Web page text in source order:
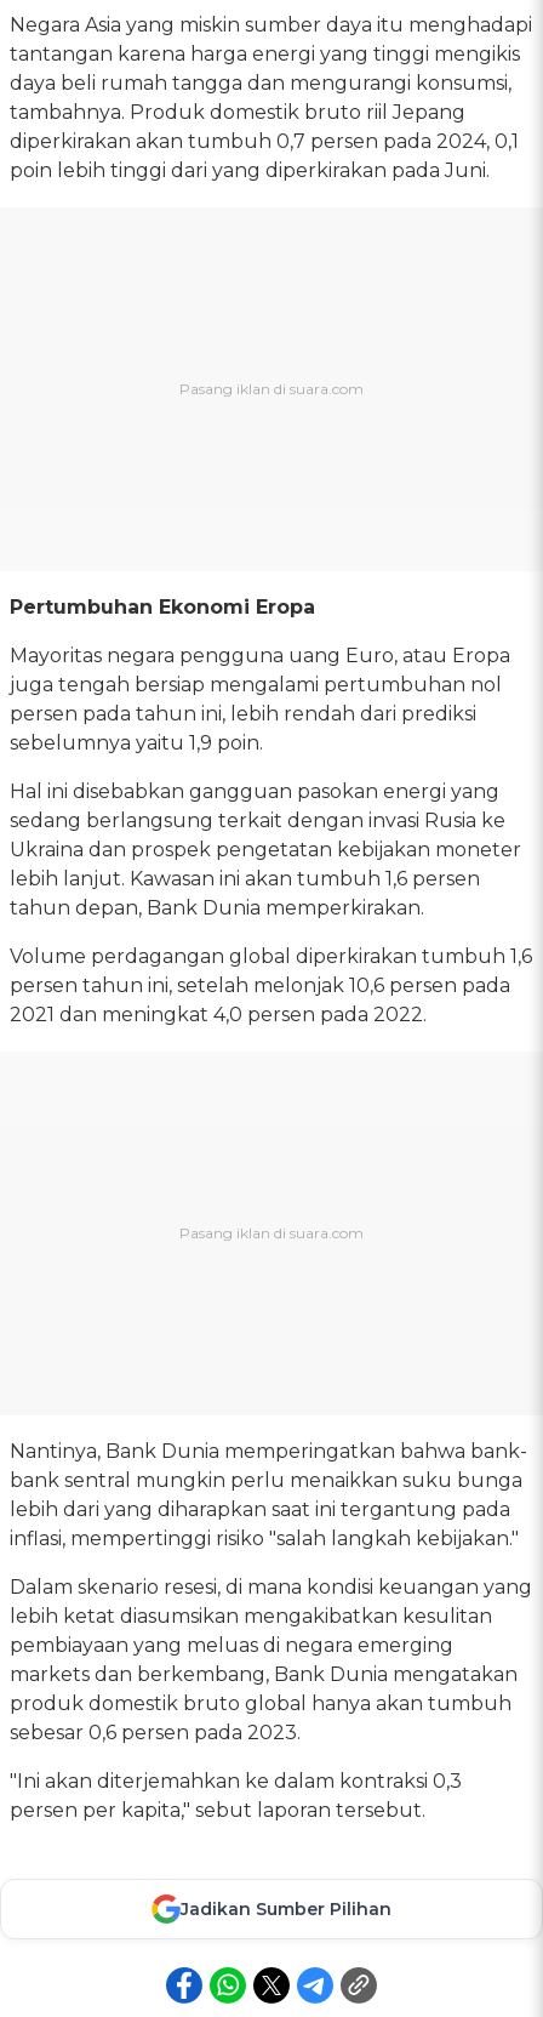
Negara Asia yang miskin sumber daya itu menghadapi
tantangan karena harga energi yang tinggi mengikis
daya beli rumah tangga dan mengurangi konsumsi,
tambahnya. Produk domestik bruto riil Jepang
diperkirakan akan tumbuh 0,7 persen pada 2024, 0,1
poin lebih tinggi dari yang diperkirakan pada Juni.
Pertumbuhan Ekonomi Eropa
Mayoritas negara pengguna uang Euro, atau Eropa
juga tengah bersiap mengalami pertumbuhan nol
persen pada tahun ini, lebih rendah dari prediksi
sebelumnya yaitu 1,9 poin.
Hal ini disebabkan gangguan pasokan energi yang
sedang berlangsung terkait dengan invasi Rusia ke
Ukraina dan prospek pengetatan kebijakan moneter
lebih lanjut. Kawasan ini akan tumbuh 1,6 persen
tahun depan, Bank Dunia memperkirakan.
Volume perdagangan global diperkirakan tumbuh 1,6
persen tahun ini, setelah melonjak 10,6 persen pada
2021 dan meningkat 4,0 persen pada 2022.
Nantinya, Bank Dunia memperingatkan bahwa bank-
bank sentral mungkin perlu menaikkan suku bunga
lebih dari yang diharapkan saat ini tergantung pada
inflasi, mempertinggi risiko "salah langkah kebijakan."
Dalam skenario resesi, di mana kondisi keuangan yang
lebih ketat diasumsikan mengakibatkan kesulitan
pembiayaan yang meluas di negara emerging
markets dan berkembang, Bank Dunia mengatakan
produk domestik bruto global hanya akan tumbuh
sebesar 0,6 persen pada 2023.
"Ini akan diterjemahkan ke dalam kontraksi 0,3
persen per kapita," sebut laporan tersebut.
Jadikan Sumber Pilihan